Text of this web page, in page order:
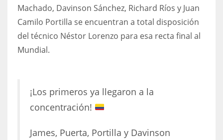
NYG
24
MIA
DAL
22
WSH
Machado, Davinson Sánchez, Richard Ríos y Juan
Camilo Portilla se encuentran a total disposición
del técnico Néstor Lorenzo para esa recta final al
Mundial.
¡Los primeros ya llegaron a la
concentración!
James, Puerta, Portilla y Davinson